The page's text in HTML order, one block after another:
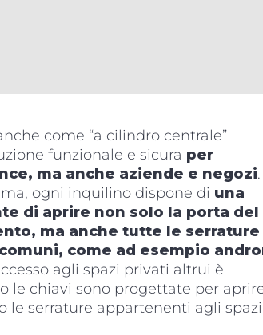
come “a cilindro centrale”
funzionale e sicura per
ma anche aziende e negozi.
ogni inquilino dispone di una
di aprire non solo la porta del
ma anche tutte le serrature
come ad esempio
agli spazi privati altrui è
le chiavi sono progettate per
le serrature appartenenti agli spazi